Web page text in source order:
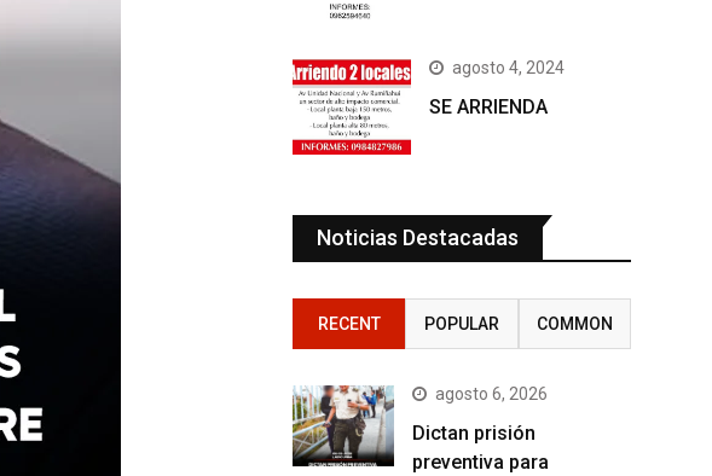
agosto 4, 2024
SE ARRIENDA
Noticias Destacadas
RECENT POPULAR COMMON
agosto 6, 2026
Dictan prisión
preventiva para